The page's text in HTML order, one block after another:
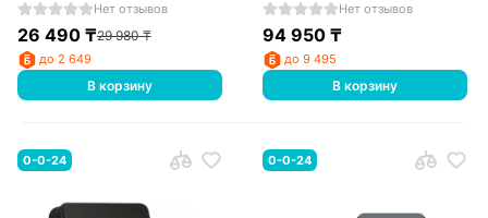
Нет отзывов
26 490₸29 980₸
до 2 649
В корзину
Нет отзывов
94 950 ₸
до 9 495
В корзину
0-0-24 0-0-24